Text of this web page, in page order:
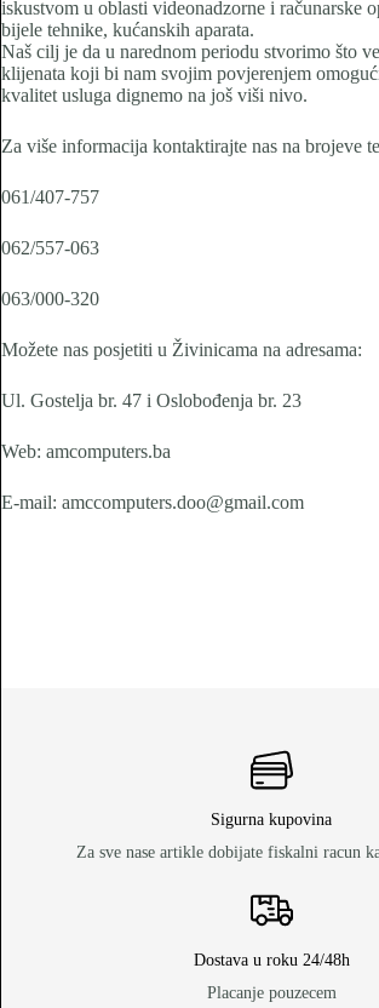
iskustvom u oblasti videonadzorne i računarske
bijele tehnike, kućanskih aparata.
Naš cilj je da u narednom periodu stvorimo što
klijenata koji bi nam svojim povjerenjem
kvalitet usluga dignemo na još viši nivo.
Za više informacija kontaktirajte nas na brojeve
061/407-757
062/557-063
063/000-320
Možete nas posjetiti u Živinicama na adresama:
Ul. Gostelja br. 47 i Oslobođenja br. 23
Web: amcomputers.ba
E-mail: amccomputers.doo@gmail.com
Sigurna kupovina
Za sve nase artikle dobijate fiskalni racun
Dostava u roku 24/48h
Placanje pouzecem